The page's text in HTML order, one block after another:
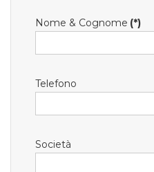
Nome & Cognome (*)
Telefono
Società